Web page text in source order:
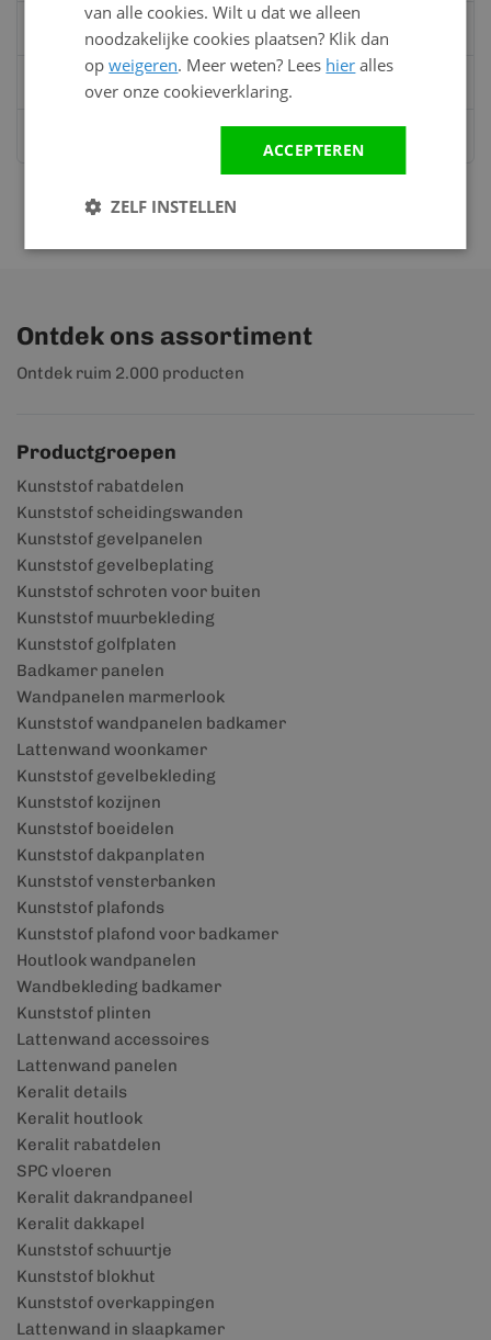
0528 - 355190
info@kunststofbouwmateriaal.nl
Ontdek ons assortiment
Ontdek ruim 2.000 producten
Productgroepen
Kunststof rabatdelen
Kunststof scheidingswanden
Kunststof gevelpanelen
Kunststof gevelbeplating
Kunststof schroten voor buiten
Kunststof muurbekleding
Kunststof golfplaten
Badkamer panelen
Wandpanelen marmerlook
Kunststof wandpanelen badkamer
Lattenwand woonkamer
Kunststof gevelbekleding
Kunststof kozijnen
Kunststof boeidelen
Kunststof dakpanplaten
Kunststof vensterbanken
Kunststof plafonds
Kunststof plafond voor badkamer
Houtlook wandpanelen
Wandbekleding badkamer
Kunststof plinten
Lattenwand accessoires
Lattenwand panelen
Keralit details
Keralit houtlook
Keralit rabatdelen
SPC vloeren
Keralit dakrandpaneel
Keralit dakkapel
Kunststof schuurtje
Kunststof blokhut
Kunststof overkappingen
Lattenwand in slaapkamer
van alle cookies. Wilt u dat we alleen
noodzakelijke cookies plaatsen? Klik dan
opweigeren. Meer weten? Lees hier alles
over onze cookieverklaring.
ACCEPTEREN
ZELF INSTELLEN